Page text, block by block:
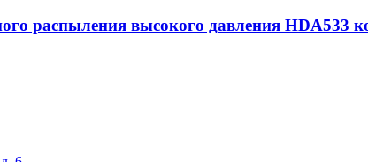
распыления высокого давления HDA533